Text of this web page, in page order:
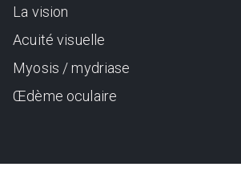
La vision
Acuité visuelle
Myosis / mydriase
Œdème oculaire